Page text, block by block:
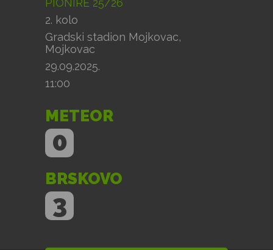
PIONIRE 25/26
2. kolo
Gradski stadion Mojkovac,
Mojkovac
29.09.2025.
11:00
METEOR
0
BRSKOVO
3